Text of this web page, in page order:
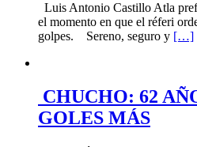
Luis Antonio Castillo Atla
el momento en que el réferi
golpes. Sereno, seguro y […]
CHUCHO: 62
GOLES MÁS